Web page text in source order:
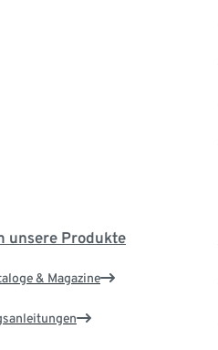
unsere Produkte
& Magazine